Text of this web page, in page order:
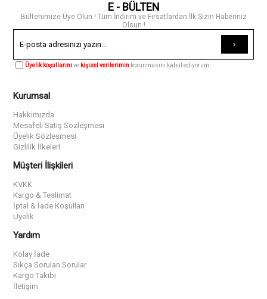
E - BÜLTEN
Bültenimize Üye Olun ! Tüm İndirim ve Fırsatlardan İlk Sizin Haberiniz
Olsun !
Üyelik koşullarınıve kişisel verilerimin korunmasını kabul ediyorum.
Kurumsal
Hakkımızda
Mesafeli Satış Sözleşmesi
Üyelik Sözleşmesi
Gizlilik İlkeleri
Müşteri İlişkileri
KVKK
Kargo & Teslimat
İptal & İade Koşulları
Üyelik
Yardım
Kolay İade
Sıkça Sorulan Sorular
Kargo Takibi
İletişim